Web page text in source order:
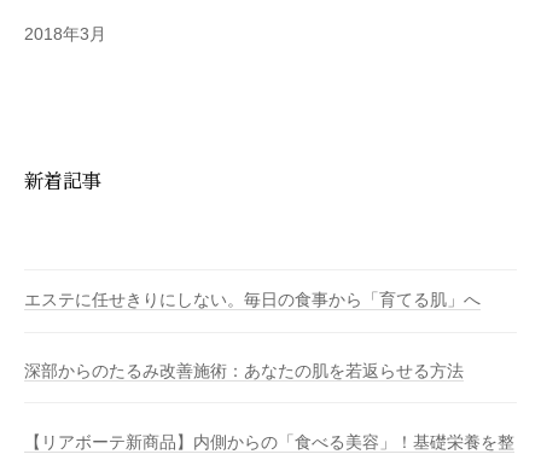
2018年3月
新着記事
エステに任せきりにしない。毎日の食事から「育てる肌」へ
深部からのたるみ改善施術：あなたの肌を若返らせる方法
【リアボーテ新商品】内側からの「食べる美容」！基礎栄養を整